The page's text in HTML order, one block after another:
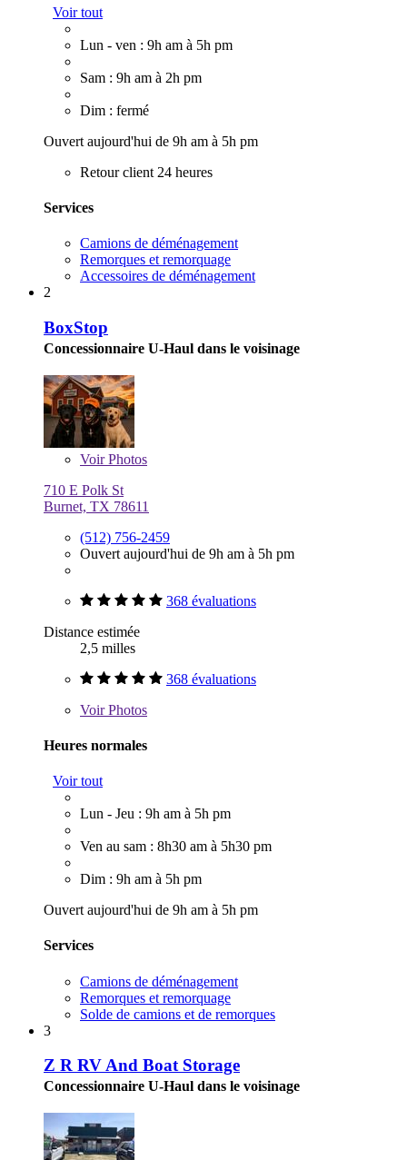
Voir tout
Lun - ven : 9h am à 5h pm
Sam : 9h am à 2h pm
Dim : fermé
Ouvert aujourd'hui de 9h am à 5h pm
Retour client 24 heures
Services
Camions de déménagement
Remorques et remorquage
Accessoires de déménagement
2
BoxStop
Concessionnaire U-Haul dans le voisinage
VoirPhotos
710 E Polk St
Burnet, TX 78611
(512) 756-2459
Ouvert aujourd'hui de 9h am à 5h pm
368 évaluations
Distance estimée
2,5 milles
368 évaluations
VoirPhotos
Heures normales
Voir tout
Lun - Jeu : 9h am à 5h pm
Ven au sam : 8h30 am à 5h30 pm
Dim : 9h am à 5h pm
Ouvert aujourd'hui de 9h am à 5h pm
Services
Camions de déménagement
Remorques et remorquage
Solde de camions et de remorques
3
Z R RV And Boat Storage
Concessionnaire U-Haul dans le voisinage